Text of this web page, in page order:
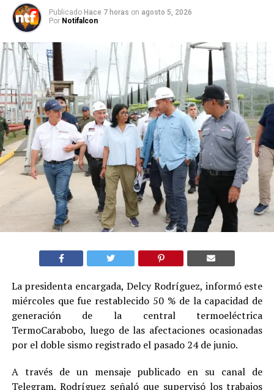
Publicado Hace 7 horas on agosto 5, 2026
Por Notifalcon
La presidenta encargada, Delcy Rodríguez, informó este
miércoles que fue restablecido 50 % de la capacidad de
generación de la central termoeléctrica
TermoCarabobo, luego de las afectaciones ocasionadas
por el doble sismo registrado el pasado 24 de junio.
A través de un mensaje publicado en su canal de
Telegram, Rodríguez señaló que supervisó los trabajos